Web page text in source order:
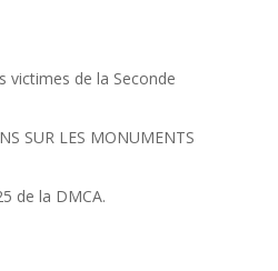
victimes de la Seconde
SUR LES MONUMENTS
de la DMCA.